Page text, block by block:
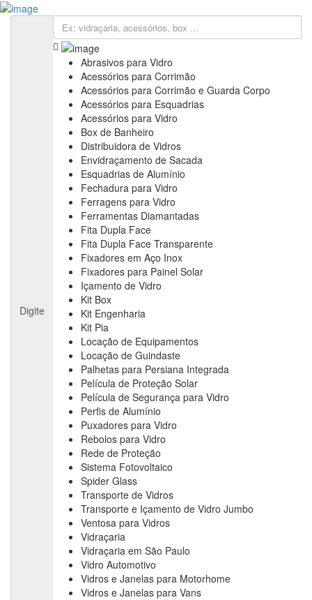
Cadastre sua Vidraçaria
Cadastre sua Vidraçaria
Home
Empresas
Informativos
Notícias & Negócios
Feiras & Eventos
Vídeos
Fale Conosco
Assine nossa Newsletter
Digite
Abrasivos para Vidro
Acessórios para Corrimão
Acessórios para Corrimão e Guarda Corpo
Acessórios para Esquadrias
Acessórios para Vidro
Box de Banheiro
Distribuidora de Vidros
Envidraçamento de Sacada
Esquadrias de Alumínio
Fechadura para Vidro
Ferragens para Vidro
Ferramentas Diamantadas
Fita Dupla Face
Fita Dupla Face Transparente
Fixadores em Aço Inox
Fixadores para Painel Solar
Içamento de Vidro
Kit Box
Kit Engenharia
Kit Pia
Locação de Equipamentos
Locação de Guindaste
Palhetas para Persiana Integrada
Película de Proteção Solar
Película de Segurança para Vidro
Perfis de Alumínio
Puxadores para Vidro
Rebolos para Vidro
Rede de Proteção
Sistema Fotovoltaico
Spider Glass
Transporte de Vidros
Transporte e Içamento de Vidro Jumbo
Ventosa para Vidros
Vidraçaria
Vidraçaria em São Paulo
Vidro Automotivo
Vidros e Janelas para Motorhome
Vidros e Janelas para Vans